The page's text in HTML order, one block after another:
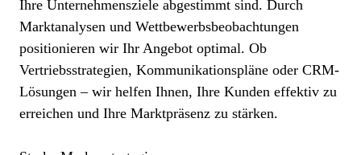
Ihre Unternehmensziele abgestimmt sind. Durch
Marktanalysen und Wettbewerbsbeobachtungen
positionieren wir Ihr Angebot optimal. Ob
Vertriebsstrategien, Kommunikationspläne oder CRM-
Lösungen – wir helfen Ihnen, Ihre Kunden effektiv zu
erreichen und Ihre Marktpräsenz zu stärken.